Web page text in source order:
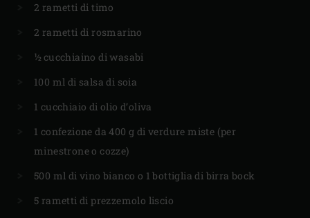
2 rametti di timo
2 rametti di rosmarino
½ cucchiaino di wasabi
100 ml di salsa di soia
1 cucchiaio di olio d’oliva
1 confezione da 400 g di verdure miste (per
minestrone o cozze)
500 ml di vino bianco o 1 bottiglia di birra bock
5 rametti di prezzemolo liscio